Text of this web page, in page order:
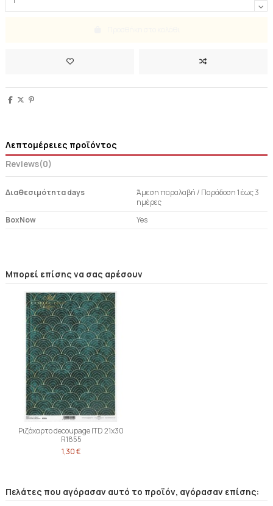
Λεπτομέρειες προϊόντος
Reviews(0)
Διαθεσιμότητα days
Άμεση παραλαβή / Παράδoση 1 έως 3
ημέρες
BoxNow
Yes
Μπορεί επίσης να σας αρέσουν
Ριζόχαρτο decoupage ITD 21x30
R1855
1,30 €
Πελάτες που αγόρασαν αυτό το προϊόν, αγόρασαν επίσης: